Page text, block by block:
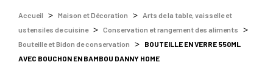
Accueil Maison et Décoration
Arts de la table, vaisselle et
ustensiles de cuisine
Conservation et rangement des aliments
Bouteille et Bidon de conservation
BOUTEILLE EN VERRE 550ML
AVEC BOUCHON EN BAMBOU DANNY HOME